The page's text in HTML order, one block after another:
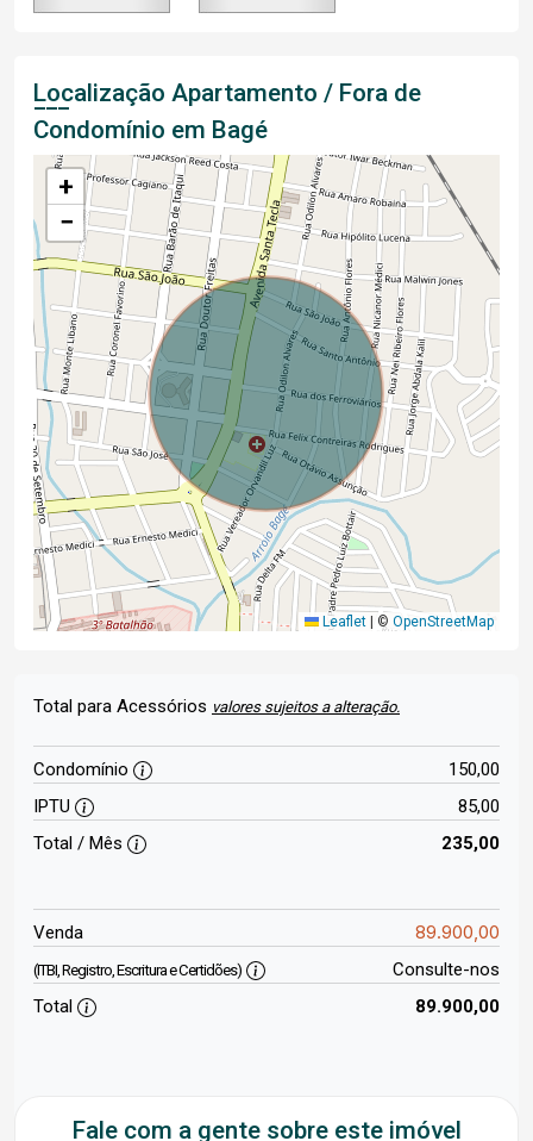
Localização Apartamento / Fora de
Condomínio em Bagé
+
−
Leaflet © OpenStreetMap
Total para Acessórios valores sujeitos a alteração.
Condomínio
150,00
IPTU
85,00
Total / Mês
235,00
Venda 89.900,00
(ITBI, Registro, Escritura e Certidões)
Consulte-nos
Total
89.900,00
Fale com a gente sobre este imóvel